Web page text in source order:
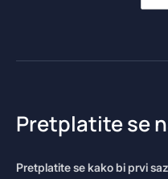
Pretplatite se
Pretplatite se kako bi prvi